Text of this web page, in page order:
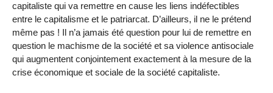
capitaliste qui va remettre en cause les liens indéfectibles
entre le capitalisme et le patriarcat. D’ailleurs, il ne le prétend
même pas ! Il n’a jamais été question pour lui de remettre en
question le machisme de la société et sa violence antisociale
qui augmentent conjointement exactement à la mesure de la
crise économique et sociale de la société capitaliste.